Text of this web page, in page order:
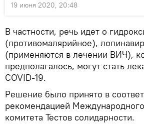
19 июня 2020, 20:48
В частности, речь идет о
(противомалярийное),
(применяются в лечении ВИЧ),
предполагалось, могут стать
COVID-19.
Решение было принято в
рекомендацией
комитета Тестов солидарности.